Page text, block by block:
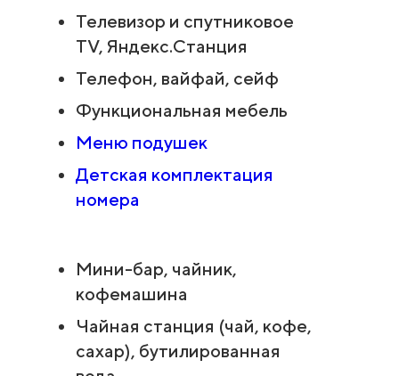
Телевизор и спутниковое
TV, Яндекс.Станция
Телефон, вайфай, сейф
Функциональная мебель
Меню подушек
Детская комплектация
номера
Мини-бар, чайник,
кофемашина
Чайная станция (чай, кофе,
сахар), бутилированная